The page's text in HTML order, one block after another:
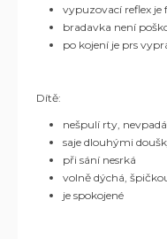
vypuzovací reflex je
bradavka není
po kojení je prs
Dítě:
nešpulí rty,
saje dlouhými
při sání nesrká
volně dýchá,
je spokojené